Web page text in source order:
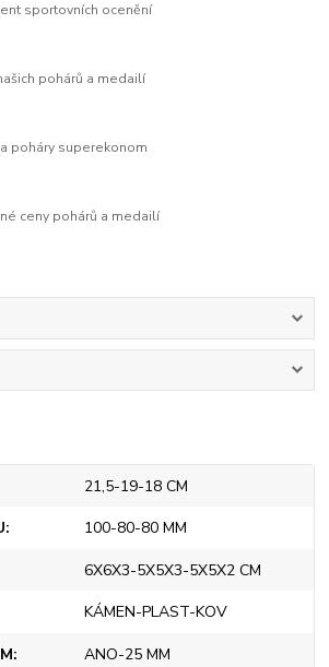
sportovních ocenění
pohárů a medailí
poháry superekonom
ceny pohárů a medailí
21,5-19-18 CM
100-80-80 MM
6X6X3-5X5X3-5X5X2 CM
KÁMEN-PLAST-KOV
ANO-25 MM